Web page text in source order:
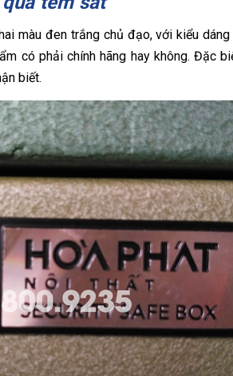
màu đen trắng chủ đạo, với kiểu
có phải chính hãng hay không. Đặc
biết.